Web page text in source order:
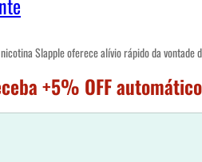
Slapple oferece alívio rápido da
+5% OFF